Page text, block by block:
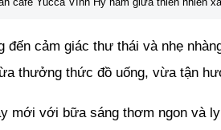
cảm giác thư thái và nhẹ
thưởng thức đồ uống, vừa tận
mới với bữa sáng thơm ngon và